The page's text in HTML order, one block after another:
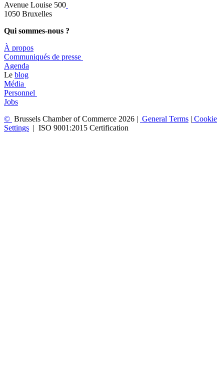
Avenue Louise 500
​1050 Bruxelles
Qui sommes-nous ?
À propos
​​Communiqués de presse
​Agenda
​​Le blog
​Média
Personnel
Jobs
© Brussels Chamber of Commerce 2026 | General Terms | Cookie
Settings | ISO 9001:2015 Certification